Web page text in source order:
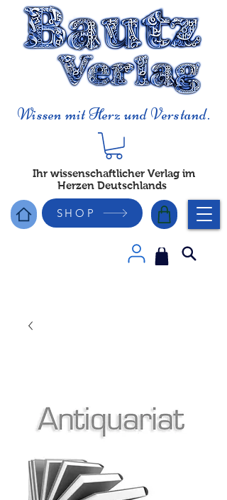
Wissen mit Herz und Verstand.
Ihr wissenschaftlicher Verlag im
Herzen Deutschlands
SHOP